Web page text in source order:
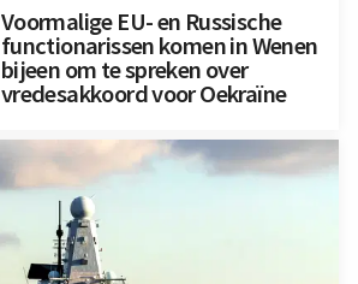
Voormalige EU- en Russische
functionarissen komen in Wenen
bijeen om te spreken over
vredesakkoord voor Oekraïne